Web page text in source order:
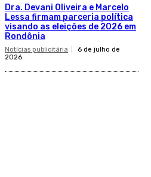
Dra. Devani Oliveira e Marcelo
Lessa firmam parceria política
visando as eleições de 2026 em
Rondônia
Notícias publicitária
6 de julho de
2026